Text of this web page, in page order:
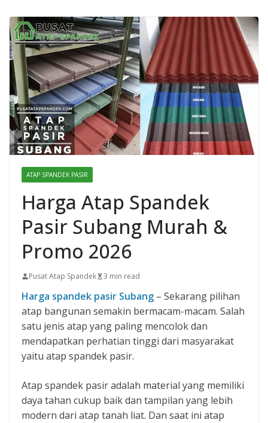
ATAP SPANDEK PASIR
Harga Atap Spandek
Pasir Subang Murah &
Promo 2026
Pusat Atap Spandek 3 min read
Harga spandek pasir Subang – Sekarang pilihan
atap bangunan semakin bermacam-macam. Salah
satu jenis atap yang paling mencolok dan
mendapatkan perhatian tinggi dari masyarakat
yaitu atap spandek pasir.
Atap spandek pasir adalah material yang memiliki
daya tahan cukup baik dan tampilan yang lebih
modern dari atap tanah liat. Dan saat ini atap